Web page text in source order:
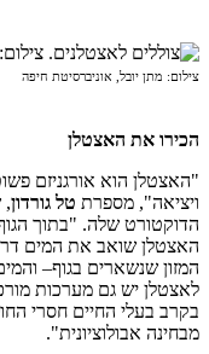
צילום: מתן יובל, אוניברסיטת חיפה
הכירו את האצטלן
"האצטלן הוא אורגניזם
ויציאה", מספרת טל גורדון,
הדוקטורט שלה. "בתוך
האצטלן שואב את המים
המזון שנשארים בגוף–
לאצטלן יש גם מערכות
בקרב בעלי החיים חסרי
מבחינה אבולוציונית".